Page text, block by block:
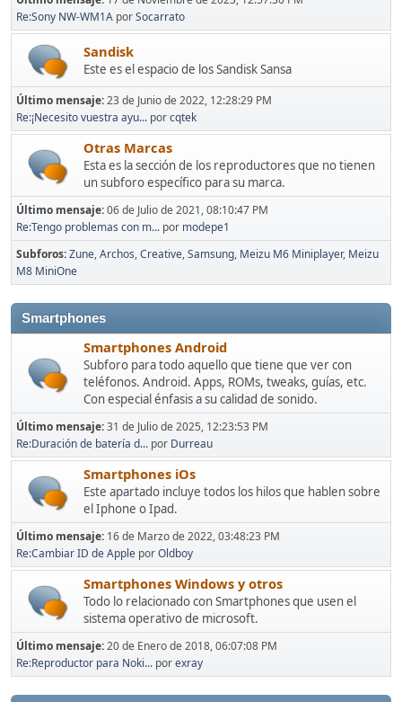
Re:Sony NW-WM1A porSocarrato
Sandisk
Este es el espacio de los Sandisk Sansa
Último mensaje:23 de Junio de 2022, 12:28:29 PM
Re:¡Necesito vuestra ayu... porcqtek
Otras Marcas
Esta es la sección de los reproductores que no tienen
un subforo específico para su marca.
Último mensaje:06 de Julio de 2021, 08:10:47 PM
Re:Tengo problemas con m... por modepe1
Subforos Zune Archos Creative Samsung Meizu M6 Miniplayer Meizu
M8 MiniOne
Smartphones
Smartphones Android
Subforo para todo aquello que tiene que ver con
teléfonos. Android. Apps, ROMs, tweaks, guías, etc.
Con especial énfasis a su calidad de sonido.
Último mensaje:31 de Julio de 2025, 12:23:53 PM
Re:Duración de batería d... por Durreau
Smartphones iOs
Este apartado incluye todos los hilos que hablen sobre
el Iphone o Ipad.
Último mensaje: 16 de Marzo de 2022, 03:48:23 PM
Re:Cambiar ID de Apple porOldboy
Smartphones Windows y otros
Todo lo relacionado con Smartphones que usen el
sistema operativo de microsoft.
Último mensaje:20 de Enero de 2018, 06:07:08 PM
Re:Reproductor para Noki... porexray